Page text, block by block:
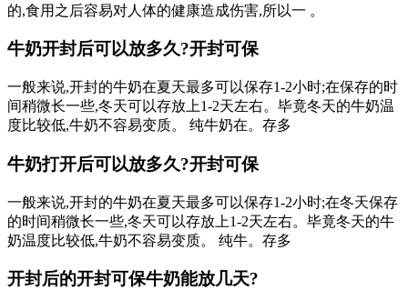
的,食用之后容易对人体的健康造成伤害,所以一 。
牛奶开封后可以放多久?开封可保
一般来说,开封的牛奶在夏天最多可以保存1-2小时;在保存的时
间稍微长一些,冬天可以存放上1-2天左右。毕竟冬天的牛奶温
度比较低,牛奶不容易变质 。 纯牛奶在。存多
牛奶打开后可以放多久?开封可保
一般来说,开封的牛奶在夏天最多可以保存1-2小时;在冬天保存
的时间稍微长一些,冬天可以存放上1-2天左右。毕竟冬天的牛
奶温度比较低,牛奶不容易变质 。 纯牛。存多
开封后的开封可保牛奶能放几天?